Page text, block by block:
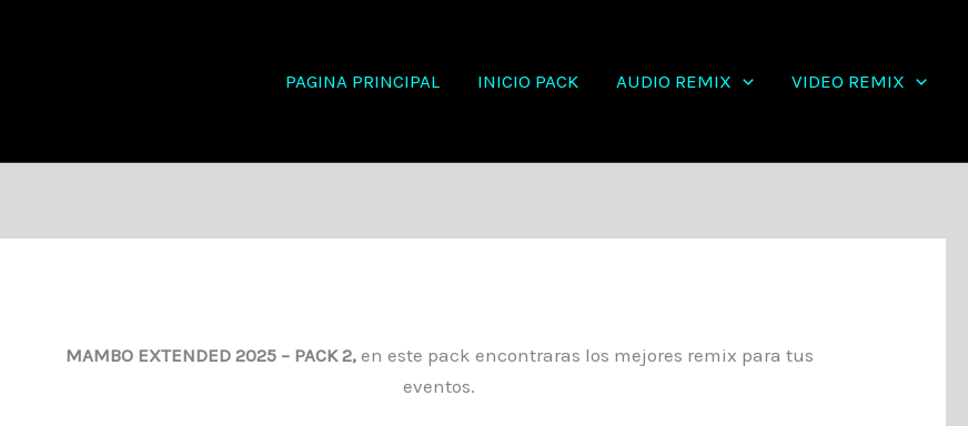
PAGINA PRINCIPAL INICIO PACK AUDIO REMIX VIDEO REMIX
MAMBO EXTENDED 2025 – PACK 2, en este pack encontraras los mejores remix para tus
eventos.